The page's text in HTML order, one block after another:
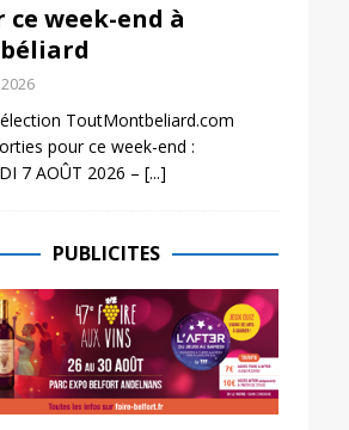
week-end à
ToutMontbeliard.com
pour ce week-end :
7 AOÛT 2026 – [...]
PUBLICITES